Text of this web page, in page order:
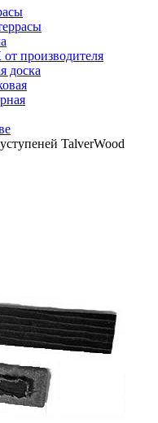
производителя
доска
TalverWood